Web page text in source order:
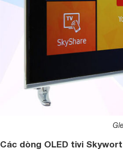
Các dòng OLED tivi